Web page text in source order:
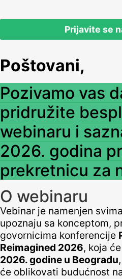
Prijavite se
Poštovani,
Pozivamo vas
pridružite
webinaru i
2026. godina
prekretnicu za
O webinaru
Vebinar je namenjen
upoznaju sa konceptom,
govornicima konferencije
Reimagined 2026, koja
2026. godine u Beogradu
će oblikovati budućnost